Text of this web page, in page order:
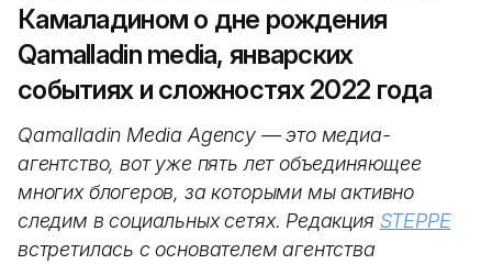
Камаладином о дне рождения
Qamalladin media, январских
событиях и сложностях 2022 года
Qamalladin Media Agency — это медиа-
агентство, вот уже пять лет объединяющее
многих блогеров, за которыми мы активно
следим в социальных сетях. Редакция STEPPE
встретилась с основателем агентства